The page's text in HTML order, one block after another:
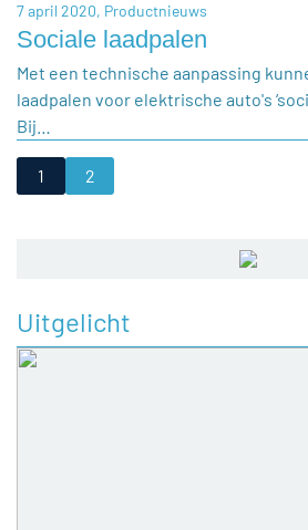
7 april 2020, Productnieuws
Sociale laadpalen
Met een technische aanpassing
laadpalen voor elektrische auto's
Bij…
1 2
Uitgelicht